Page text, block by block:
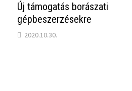
Új támogatás borászati
gépbeszerzésekre
2020.10.30.